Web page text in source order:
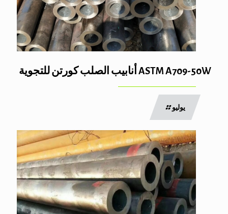
ASTM A709-50W أنابيب الصلب كورتن للتجوية
يوليو